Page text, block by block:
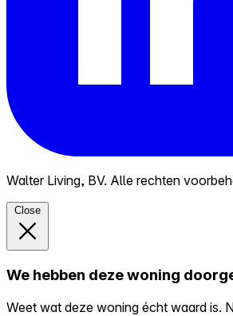
Walter Living, BV. Alle rechten
Close
We hebben deze woning
Weet wat deze woning écht waard is.